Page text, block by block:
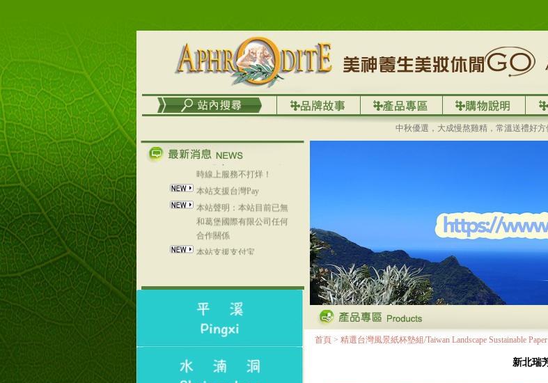
中秋優選，大成慢熬雞精，常溫送禮好方便～
地區～
在外租屋者、居住處無管
理員、不方便在工作地點
取件者，歡迎多多使用
【郵局i郵箱】的服務喔～
【i郵箱】設立的地點，請
進入內頁連結～
Line@aphrodite2020 24小
時線上服務不打烊！
本站支援台灣Pay
本站聲明：本站目前已無
和葛堡國際有限公司任何
合作關係
本站支援支付宝
2017年1月1日起，中国大
首頁 > 精選台灣風景紙杯墊組/Taiwan Landscape Sustainable
新北瑞